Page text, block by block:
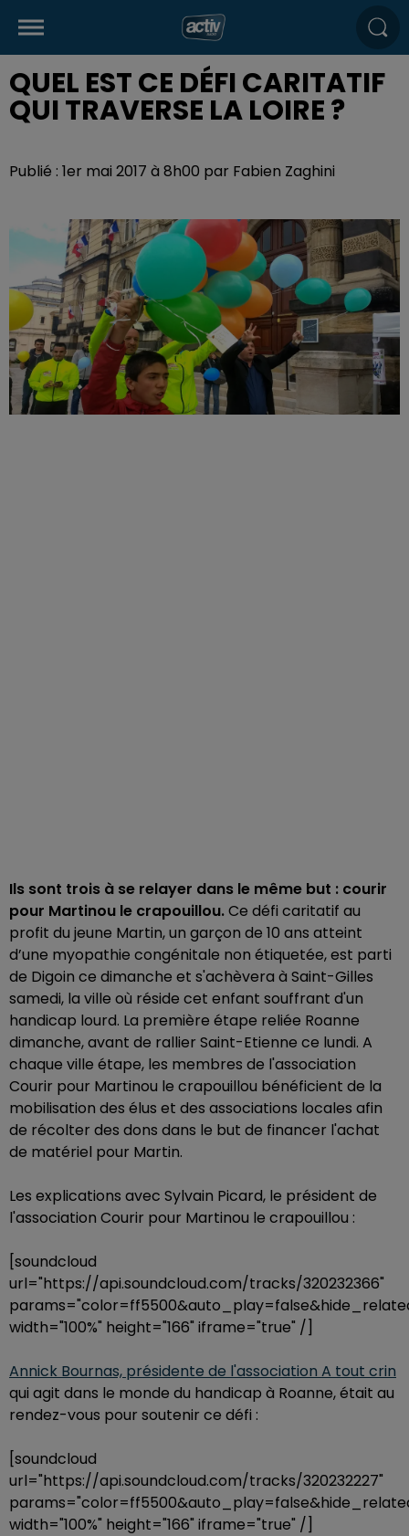
QUEL EST CE DÉFI CARITATIF
QUI TRAVERSE LA LOIRE ?
Publié : 1er mai 2017 à 8h00 par Fabien Zaghini
Ils sont trois à se relayer dans le même but : courir
pour Martinou le crapouillou.Ce défi caritatif au
profit du jeune Martin, un garçon de 10 ans atteint
d’une myopathie congénitale non étiquetée, est parti
de Digoin ce dimanche et s'achèvera à Saint-Gilles
samedi, la ville où réside cet enfant souffrant d'un
handicap lourd. La première étape reliée Roanne
dimanche, avant de rallier Saint-Etienne ce lundi. A
chaque ville étape, les membres de l'association
Courir pour Martinou le crapouillou bénéficient de la
mobilisation des élus et des associations locales afin
de récolter des dons dans le but de financer l'achat
de matériel pour Martin.
Les explications avec Sylvain Picard, le président de
l'association Courir pour Martinou le crapouillou :
[soundcloud
url="https://api.soundcloud.com/tracks/320232366"
width="100%" height="166" iframe="true" /]
Annick Bournas, présidente de l'association A tout crin
qui agit dans le monde du handicap à Roanne, était au
rendez-vous pour soutenir ce défi :
[soundcloud
url="https://api.soundcloud.com/tracks/320232227"
width="100%" height="166" iframe="true" /]